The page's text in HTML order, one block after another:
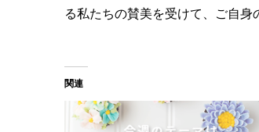
る私たちの賛美を受けて、ご自身
関連